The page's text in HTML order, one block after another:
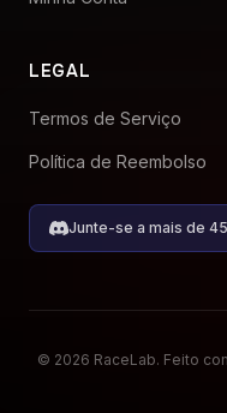
LEGAL
Termos de Serviço
Política de Reembolso
Junte-se a mais de
© 2026 RaceLab. Feito